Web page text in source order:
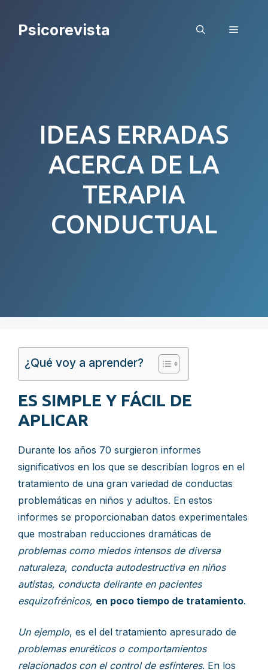
Psicorevista Menú
IDEAS ERRADAS
ACERCA DE LA
TERAPIA
CONDUCTUAL
¿Qué voy a aprender?
ES SIMPLE Y FÁCIL DE
APLICAR
Durante los años 70 surgieron informes
significativos en los que se describían logros en el
tratamiento de una gran variedad de conductas
problemáticas en niños y adultos. En estos
informes se proporcionaban datos experimentales
que mostraban reducciones dramáticas de
problemas como miedos intensos de diversa
naturaleza, conducta autodestructiva en niños
autistas, conducta delirante en pacientes
esquizofrénicos, en poco tiempo de tratamiento.
Un ejemplo, es el del tratamiento apresurado de
problemas enuréticos o comportamientos
relacionados con el control de esfínteres. En los